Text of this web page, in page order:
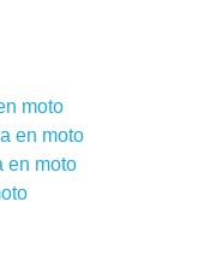
moto
en moto
en moto